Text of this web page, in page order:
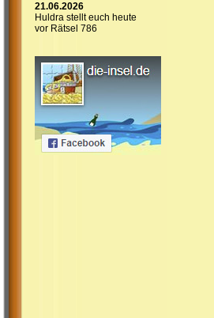
21.06.2026
Huldra stellt euch heute
vor Rätsel 786